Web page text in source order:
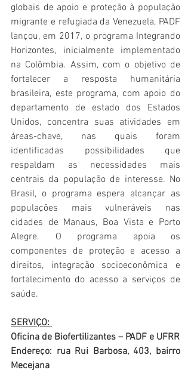
globais de apoio e proteção à população
migrante e refugiada da Venezuela, PADF
lançou, em 2017, o programa Integrando
Horizontes, inicialmente implementado
na Colômbia. Assim, com o objetivo de
fortalecer a resposta humanitária
brasileira, este programa, com apoio do
departamento de estado dos Estados
Unidos, concentra suas atividades em
áreas-chave, nas quais foram
identificadas possibilidades que
respaldam as necessidades mais
centrais da população de interesse. No
Brasil, o programa espera alcançar as
populações mais vulneráveis nas
cidades de Manaus, Boa Vista e Porto
Alegre. O programa apoia os
componentes de proteção e acesso a
direitos, integração socioeconômica e
fortalecimento do acesso a serviços de
saúde.
SERVIÇO:
Endereço: rua Rui Barbosa, 403, bairro
Mecejana